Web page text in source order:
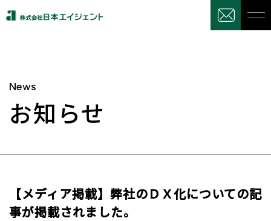
News
お知らせ
【メディア掲載】弊社のＤＸ化についての記
事が掲載されました。